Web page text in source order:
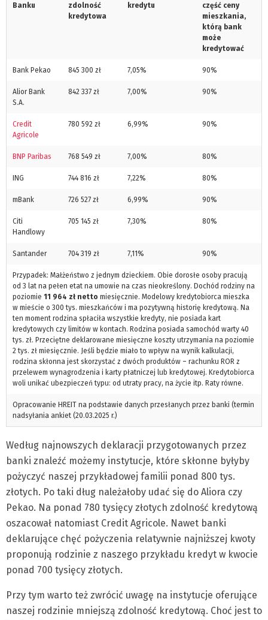
Banku
zdolność
kredytowa
kredytu
część ceny
mieszkania,
którą bank
może
kredytować
Bank Pekao 845 300 zł 7,05% 90%
Alior Bank
S.A.
842 337 zł 7,00% 90%
Credit
Agricole
780 592 zł 6,99% 90%
BNP Paribas 768 549 zł 7,00% 80%
ING 744 816 zł 7,22% 80%
mBank 726 527 zł 6,99% 90%
Citi
Handlowy
705 145 zł 7,30% 80%
Santander 704 319 zł 7,11% 90%
Przypadek: Małżeństwo z jednym dzieckiem. Obie dorosłe osoby pracują
od 3 lat na pełen etat na umowie na czas nieokreślony. Dochód rodziny na
poziomie 11 964 zł netto miesięcznie. Modelowy kredytobiorca mieszka
w mieście o 300 tys. mieszkańców i ma pozytywną historię kredytową. Na
ten moment rodzina spłaciła wszystkie kredyty, nie posiada kart
kredytowych czy limitów w kontach. Rodzina posiada samochód warty 40
tys. zł. Przeciętne deklarowane miesięczne koszty utrzymania na poziomie
2 tys. zł miesięcznie. Jeśli będzie miało to wpływ na wynik kalkulacji,
rodzina skłonna jest skorzystać z dwóch produktów – rachunku ROR z
przelewem wynagrodzenia i karty płatniczej lub kredytowej. Kredytobiorca
woli unikać ubezpieczeń typu: od utraty pracy, na życie itp. Raty równe.
Opracowanie HREIT na podstawie danych przesłanych przez banki (termin
nadsyłania ankiet (20.03.2025 r.)
Według najnowszych deklaracji przygotowanych przez
banki znaleźć możemy instytucje, które skłonne byłyby
pożyczyć naszej przykładowej familii ponad 800 tys.
złotych. Po taki dług należałoby udać się do Aliora czy
Pekao. Na ponad 780 tysięcy złotych zdolność kredytową
oszacował natomiast Credit Agricole. Nawet banki
deklarujące chęć pożyczenia relatywnie najniższej kwoty
proponują rodzinie z naszego przykładu kredyt w kwocie
ponad 700 tysięcy złotych.
Przy tym warto też zwrócić uwagę na instytucje oferujące
naszej rodzinie mniejszą zdolność kredytową. Choć jest to